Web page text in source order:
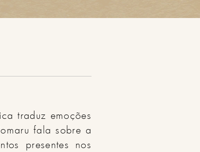
traduz emoções
fala sobre a
presentes nos